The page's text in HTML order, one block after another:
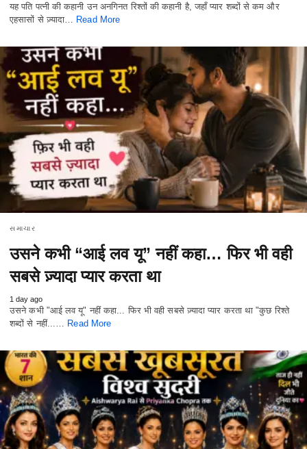
यह पति पत्नी की कहानी उन अनगिनत रिश्तों की कहानी है, जहाँ प्यार शब्दों से कम और
एहसासों से ज़्यादा… Read More
સમાચાર
उसने कभी “आई लव यू” नहीं कहा… फिर भी वही
सबसे ज़्यादा प्यार करता था
1 day ago
उसने कभी "आई लव यू" नहीं कहा... फिर भी वही सबसे ज़्यादा प्यार करता था "कुछ रिश्ते
शब्दों से नहीं...… Read More